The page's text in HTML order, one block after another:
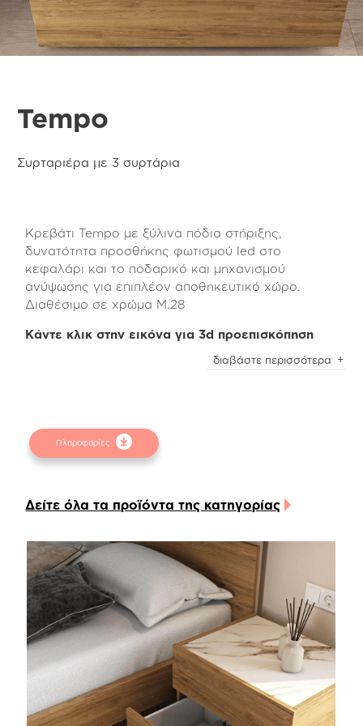
Tempo
Συρταριέρα με 3 συρτάρια
Κρεβάτι Tempo με ξύλινα πόδια στήριξης,
δυνατότητα προσθήκης φωτισμού led στο
κεφαλάρι και το ποδαρικό και μηχανισμού
ανύψωσης για επιπλέον αποθηκευτικό χώρο.
Διαθέσιμο σε χρώμα Μ.28
Κάντε κλικ στην εικόνα για 3d προεπισκόπηση
Η συρταριέρα με τα 3 συρτάρια της Tempo
μαρμάρινη τεχνητή επιφάνεια στην επάνω πλευρά
και τη λακαριστή βάση, ενώ οι σχεδιαστικές
λεπτομέρειες της δημιουργούν ενιαία αίσθηση!
αντιχαρακτικό coating για ιδιαίτερη αντοχή σε
απαιτητικών λεκέδων.
Η συρταριέρα διαθέτει τρία όμοια μεγάλα
συρτάρια αποθήκευσης, το εσωτερικό των οποίων
είναι κατασκευασμένο από ανάγλυφη μελαμίνη σε
linen beige χρώμα, ενώ οι μηχανισμοί είναι ρόδας
Teflon με ιδιαίτερη αντοχή στο βάρος και την
χρόνια χρήση. Ακόμη, μπορούν πολύ εύκολα να
τοποθετηθούν μηχανισμοί soft close για αθόρυβη
λειτουργία των συρταριών. Επίσης, μπορείτε να
αναβαθμίσετε το προϊόν και την καθημερινότητα
διαβάστε περισσότερα
Πληροφορίες
Δείτε όλα τα προϊόντα της κατηγορίας